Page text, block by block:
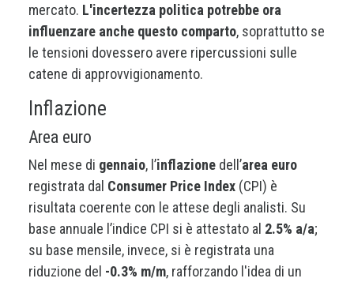
mercato. L'incertezza politica potrebbe ora
influenzare anche questo comparto, soprattutto se
le tensioni dovessero avere ripercussioni sulle
catene di approvvigionamento.
Inflazione
Area euro
Nel mese di gennaio, l’inflazione dell’area euro
registrata dal Consumer Price Index (CPI) è
risultata coerente con le attese degli analisti. Su
base annuale l’indice CPI si è attestato al 2.5% a/a;
su base mensile, invece, si è registrata una
riduzione del -0.3% m/m, rafforzando l'idea di un